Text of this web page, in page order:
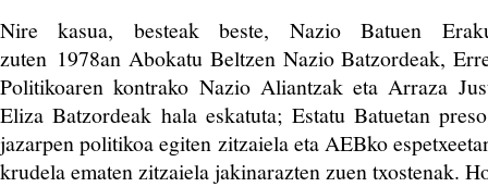
Nire kasua, besteak beste, Nazio Batuen
zuten 1978an Abokatu Beltzen Nazio Batzordeak,
Politikoaren kontrako Nazio Aliantzak eta Arraza
Eliza Batzordeak hala eskatuta; Estatu Batuetan
jazarpen politikoa egiten zitzaiela eta AEBko
krudela ematen zitzaiela jakinarazten zuen txostenak.